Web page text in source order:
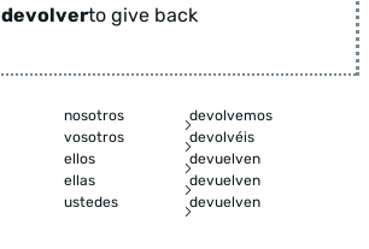
devolverto give back
nosotros
devolvemos
vosotros
devolvéis
ellos
devuelven
ellas
devuelven
ustedes devuelven